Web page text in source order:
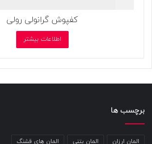
کفپوش گرانولی رولی
اطلاعات بیشتر
برچسب ها
المان ارزان المان بتنی المان های قشنگ